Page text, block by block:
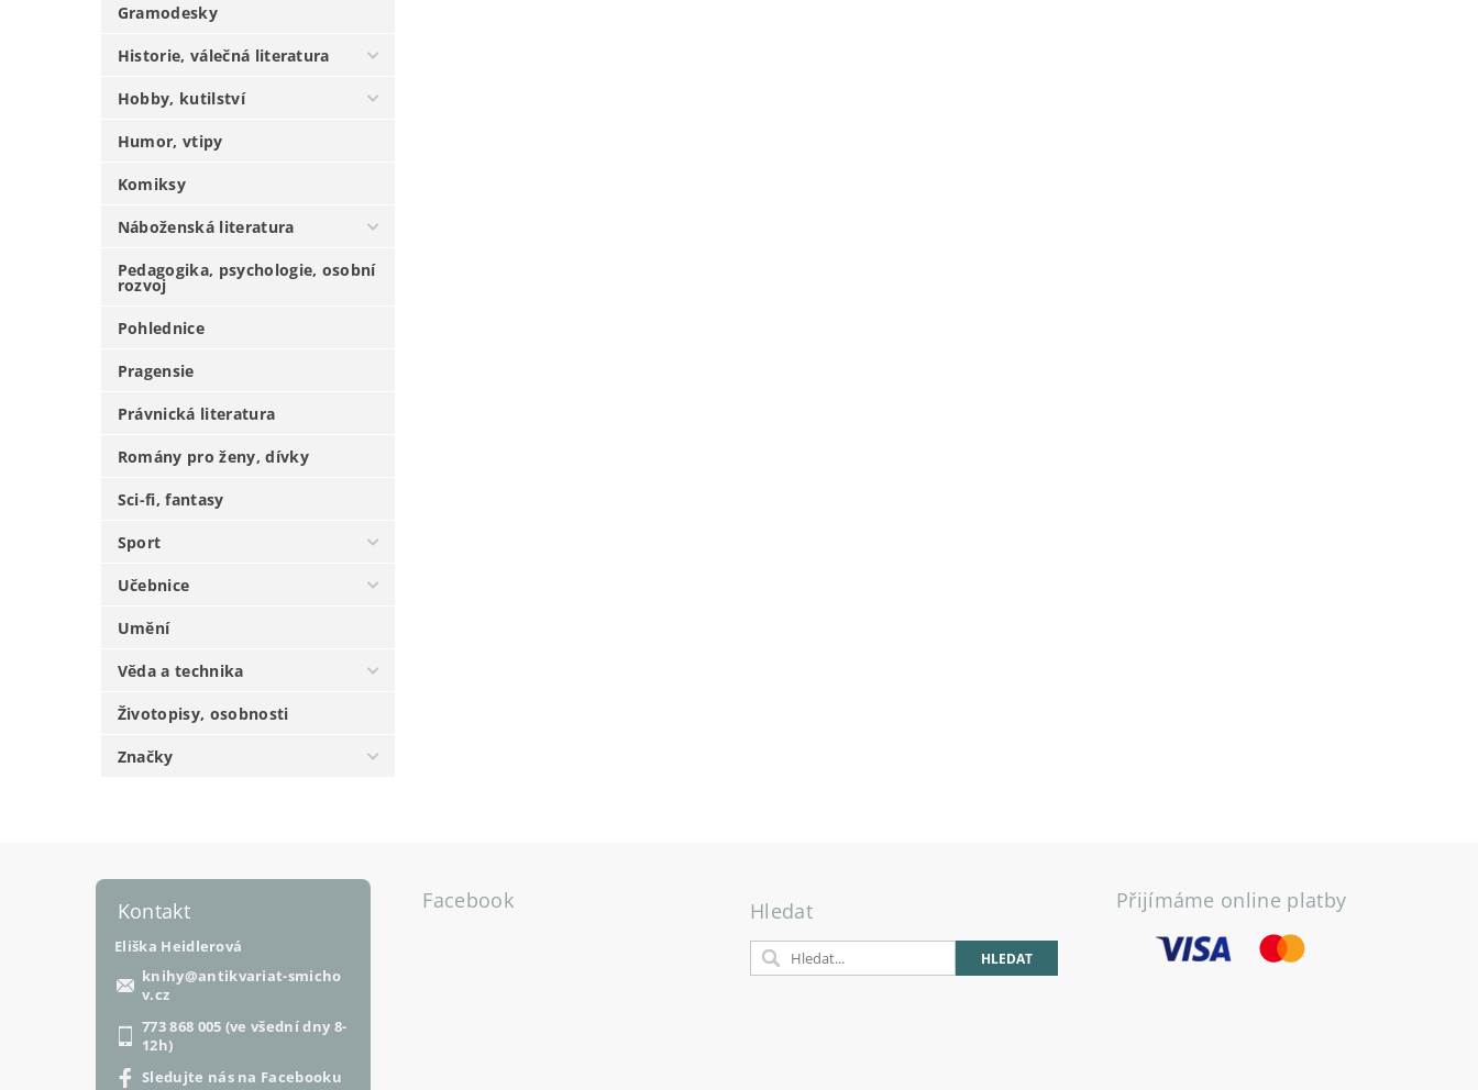
Gramodesky
Historie, válečná literatura
Hobby, kutilství
Humor, vtipy
Komiksy
Náboženská literatura
Pedagogika, psychologie, osobní
rozvoj
Pohlednice
Pragensie
Právnická literatura
Romány pro ženy, dívky
Sci-fi, fantasy
Sport
Učebnice
Umění
Věda a technika
Životopisy, osobnosti
Značky
Kontakt
Eliška Heidlerová
knihy@antikvariat-smicho
v.cz
773 868 005 (ve všední dny 8-
12h)
Sledujte nás na Facebooku
Facebook Hledat Přijímáme online platby